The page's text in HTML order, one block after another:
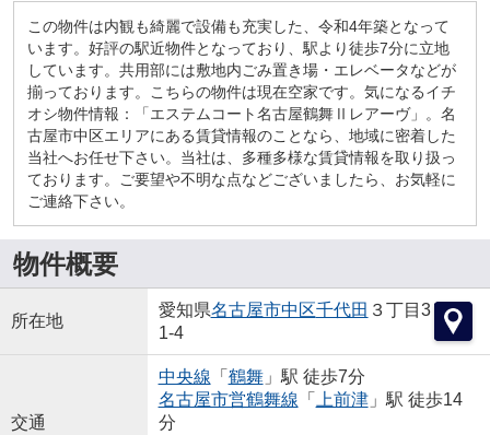
この物件は内観も綺麗で設備も充実した、令和4年築となって
います。好評の駅近物件となっており、駅より徒歩7分に立地
しています。共用部には敷地内ごみ置き場・エレベータなどが
揃っております。こちらの物件は現在空家です。気になるイチ
オシ物件情報：「エステムコート名古屋鶴舞Ⅱレアーヴ」。名
古屋市中区エリアにある賃貸情報のことなら、地域に密着した
当社へお任せ下さい。当社は、多種多様な賃貸情報を取り扱っ
ております。ご要望や不明な点などございましたら、お気軽に
ご連絡下さい。
物件概要
所在地
愛知県名古屋市中区千代田 ３丁目3
1-4
交通
中央線 「 鶴舞」駅 徒歩7分
名古屋市営鶴舞線 「 上前津」駅 徒歩14
分